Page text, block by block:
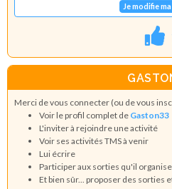
Je modifie
Merci de vous connecter (ou de vous
Voir le profil complet de Gaston33
L'inviter à rejoindre une activité
Voir ses activités TMS à venir
Lui écrire
Participer aux sorties qu'il organise
Et bien sûr... proposer des sorties